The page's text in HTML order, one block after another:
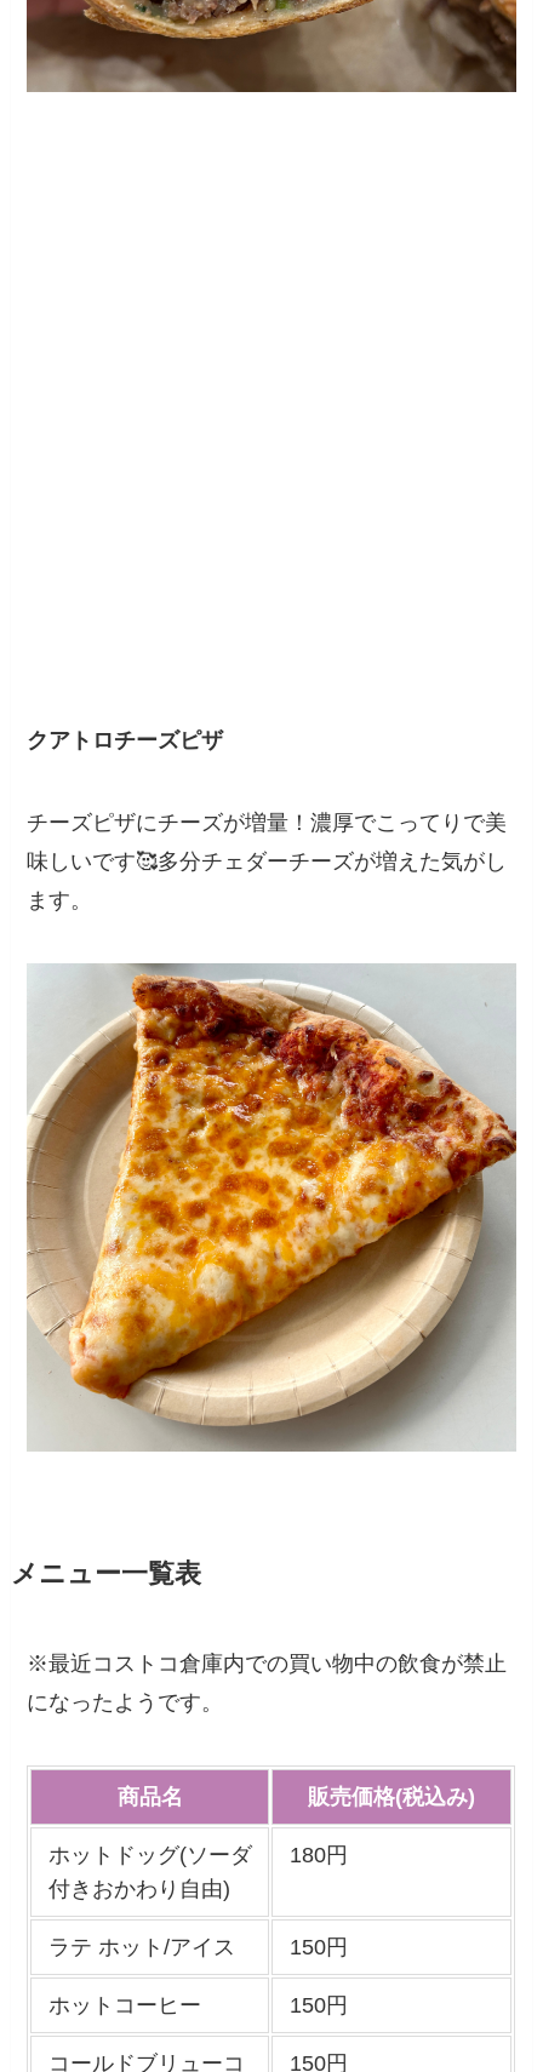
クアトロチーズピザ
チーズピザにチーズが増量！濃厚でこってりで美
味しいです🥰多分チェダーチーズが増えた気がし
ます。
メニュー一覧表
※最近コストコ倉庫内での買い物中の飲食が禁止
になったようです。
商品名 販売価格(税込み)
ホットドッグ(ソーダ
付きおかわり自由)
180円
ラテ ホット/アイス 150円
ホットコーヒー 150円
コールドブリューコ 150円